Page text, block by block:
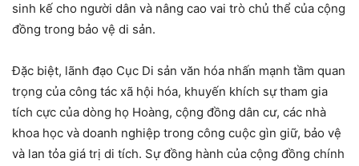
sinh kế cho người dân và nâng cao vai trò chủ thể của cộng
đồng trong bảo vệ di sản.
Đặc biệt, lãnh đạo Cục Di sản văn hóa nhấn mạnh tầm quan
trọng của công tác xã hội hóa, khuyến khích sự tham gia
tích cực của dòng họ Hoàng, cộng đồng dân cư, các nhà
khoa học và doanh nghiệp trong công cuộc gìn giữ, bảo vệ
và lan tỏa giá trị di tích. Sự đồng hành của cộng đồng chính